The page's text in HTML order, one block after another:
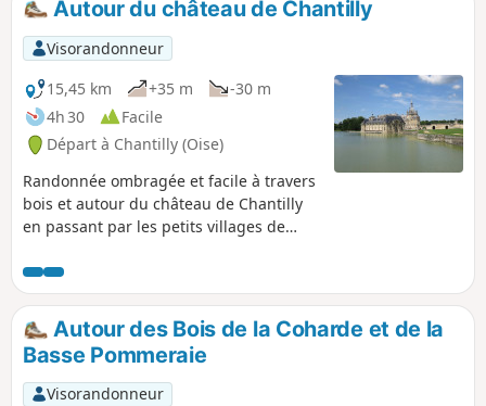
Autour du château de Chantilly
Visorandonneur
15,45 km
+35 m
-30 m
4h 30
Facile
Départ à Chantilly (Oise)
Randonnée ombragée et facile à travers
bois et autour du château de Chantilly
en passant par les petits villages de
quelque curiosités comme la Table
d'Apremont et bien sûr le plaisir de voir
le Château de Chantilly ainsi que ses
Grandes Écuries et son champ de
courses
Autour des Bois de la Coharde et de la
Basse Pommeraie
Visorandonneur